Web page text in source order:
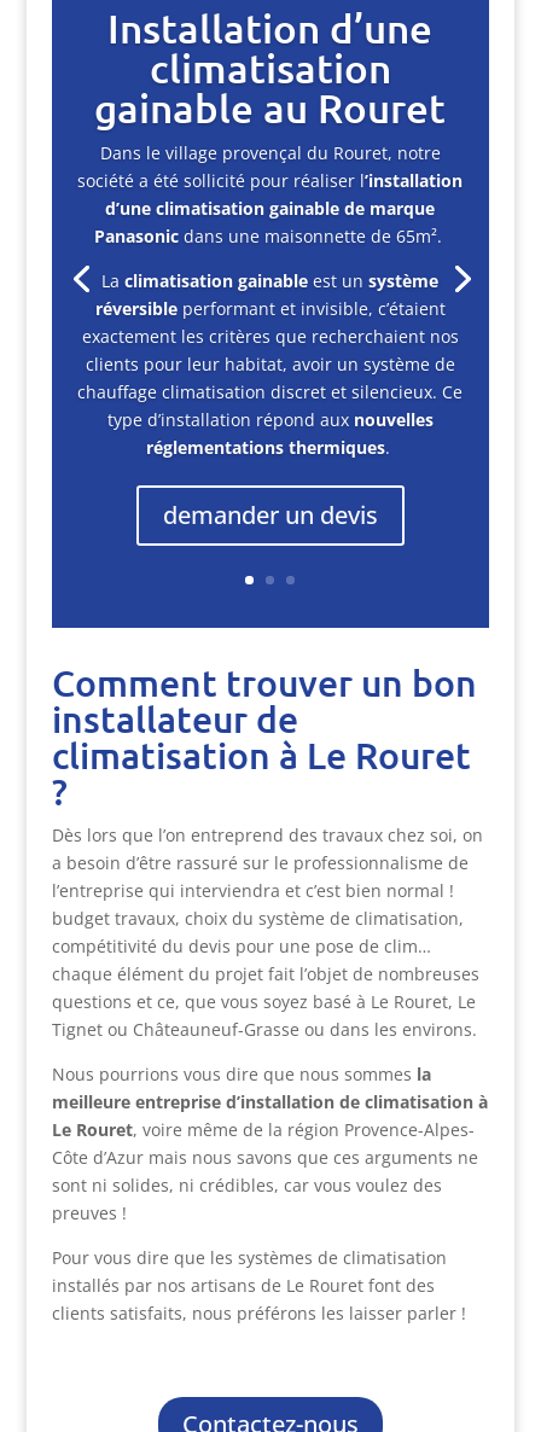
Installation d’une
climatisation
gainable au Rouret
Dans le village provençal du Rouret, notre
société a été sollicité pour réaliser l’installation
d’une climatisation gainable de marque
Panasonicdans une maisonnette de 65m².
Laclimatisation gainable est unsystème
réversibleperformant et invisible, c’étaient
exactement les critères que recherchaient nos
clients pour leur habitat, avoir un système de
chauffage climatisation discret et silencieux. Ce
type d’installation répond aux nouvelles
réglementations thermiques.
demander un devis
Comment trouver un bon
installateur de
climatisation à Le Rouret
?
Dès lors que l’on entreprend des travaux chez soi, on
a besoin d’être rassuré sur le professionnalisme de
l’entreprise qui interviendra et c’est bien normal !
budget travaux, choix du système de climatisation,
compétitivité du devis pour une pose de clim…
chaque élément du projet fait l’objet de nombreuses
questions et ce, que vous soyez basé à Le Rouret, Le
Tignet ou Châteauneuf-Grasse ou dans les environs.
Nous pourrions vous dire que nous sommes la
meilleure entreprise d’installation de climatisation à
Le Rouret, voire même de la région Provence-Alpes-
Côte d’Azur mais nous savons que ces arguments ne
sont ni solides, ni crédibles, car vous voulez des
preuves !
Pour vous dire que les systèmes de climatisation
installés par nos artisans de Le Rouret font des
clients satisfaits, nous préférons les laisser parler !
Contactez-nous